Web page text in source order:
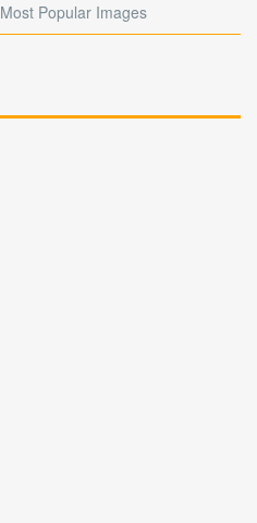
Most Popular Images